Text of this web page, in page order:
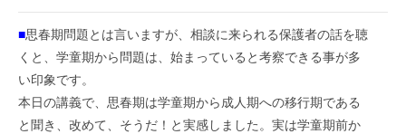
■思春期問題とは言いますが、相談に来られる保護者の話を聴
くと、学童期から問題は、始まっていると考察できる事が多
い印象です。
本日の講義で、思春期は学童期から成人期への移行期である
と聞き、改めて、そうだ！と実感しました。実は学童期前か